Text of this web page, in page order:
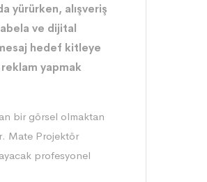
yürürken, alışveriş
ve dijital
hedef kitleye
yapmak
bir görsel olmaktan
Mate Projektör
profesyonel